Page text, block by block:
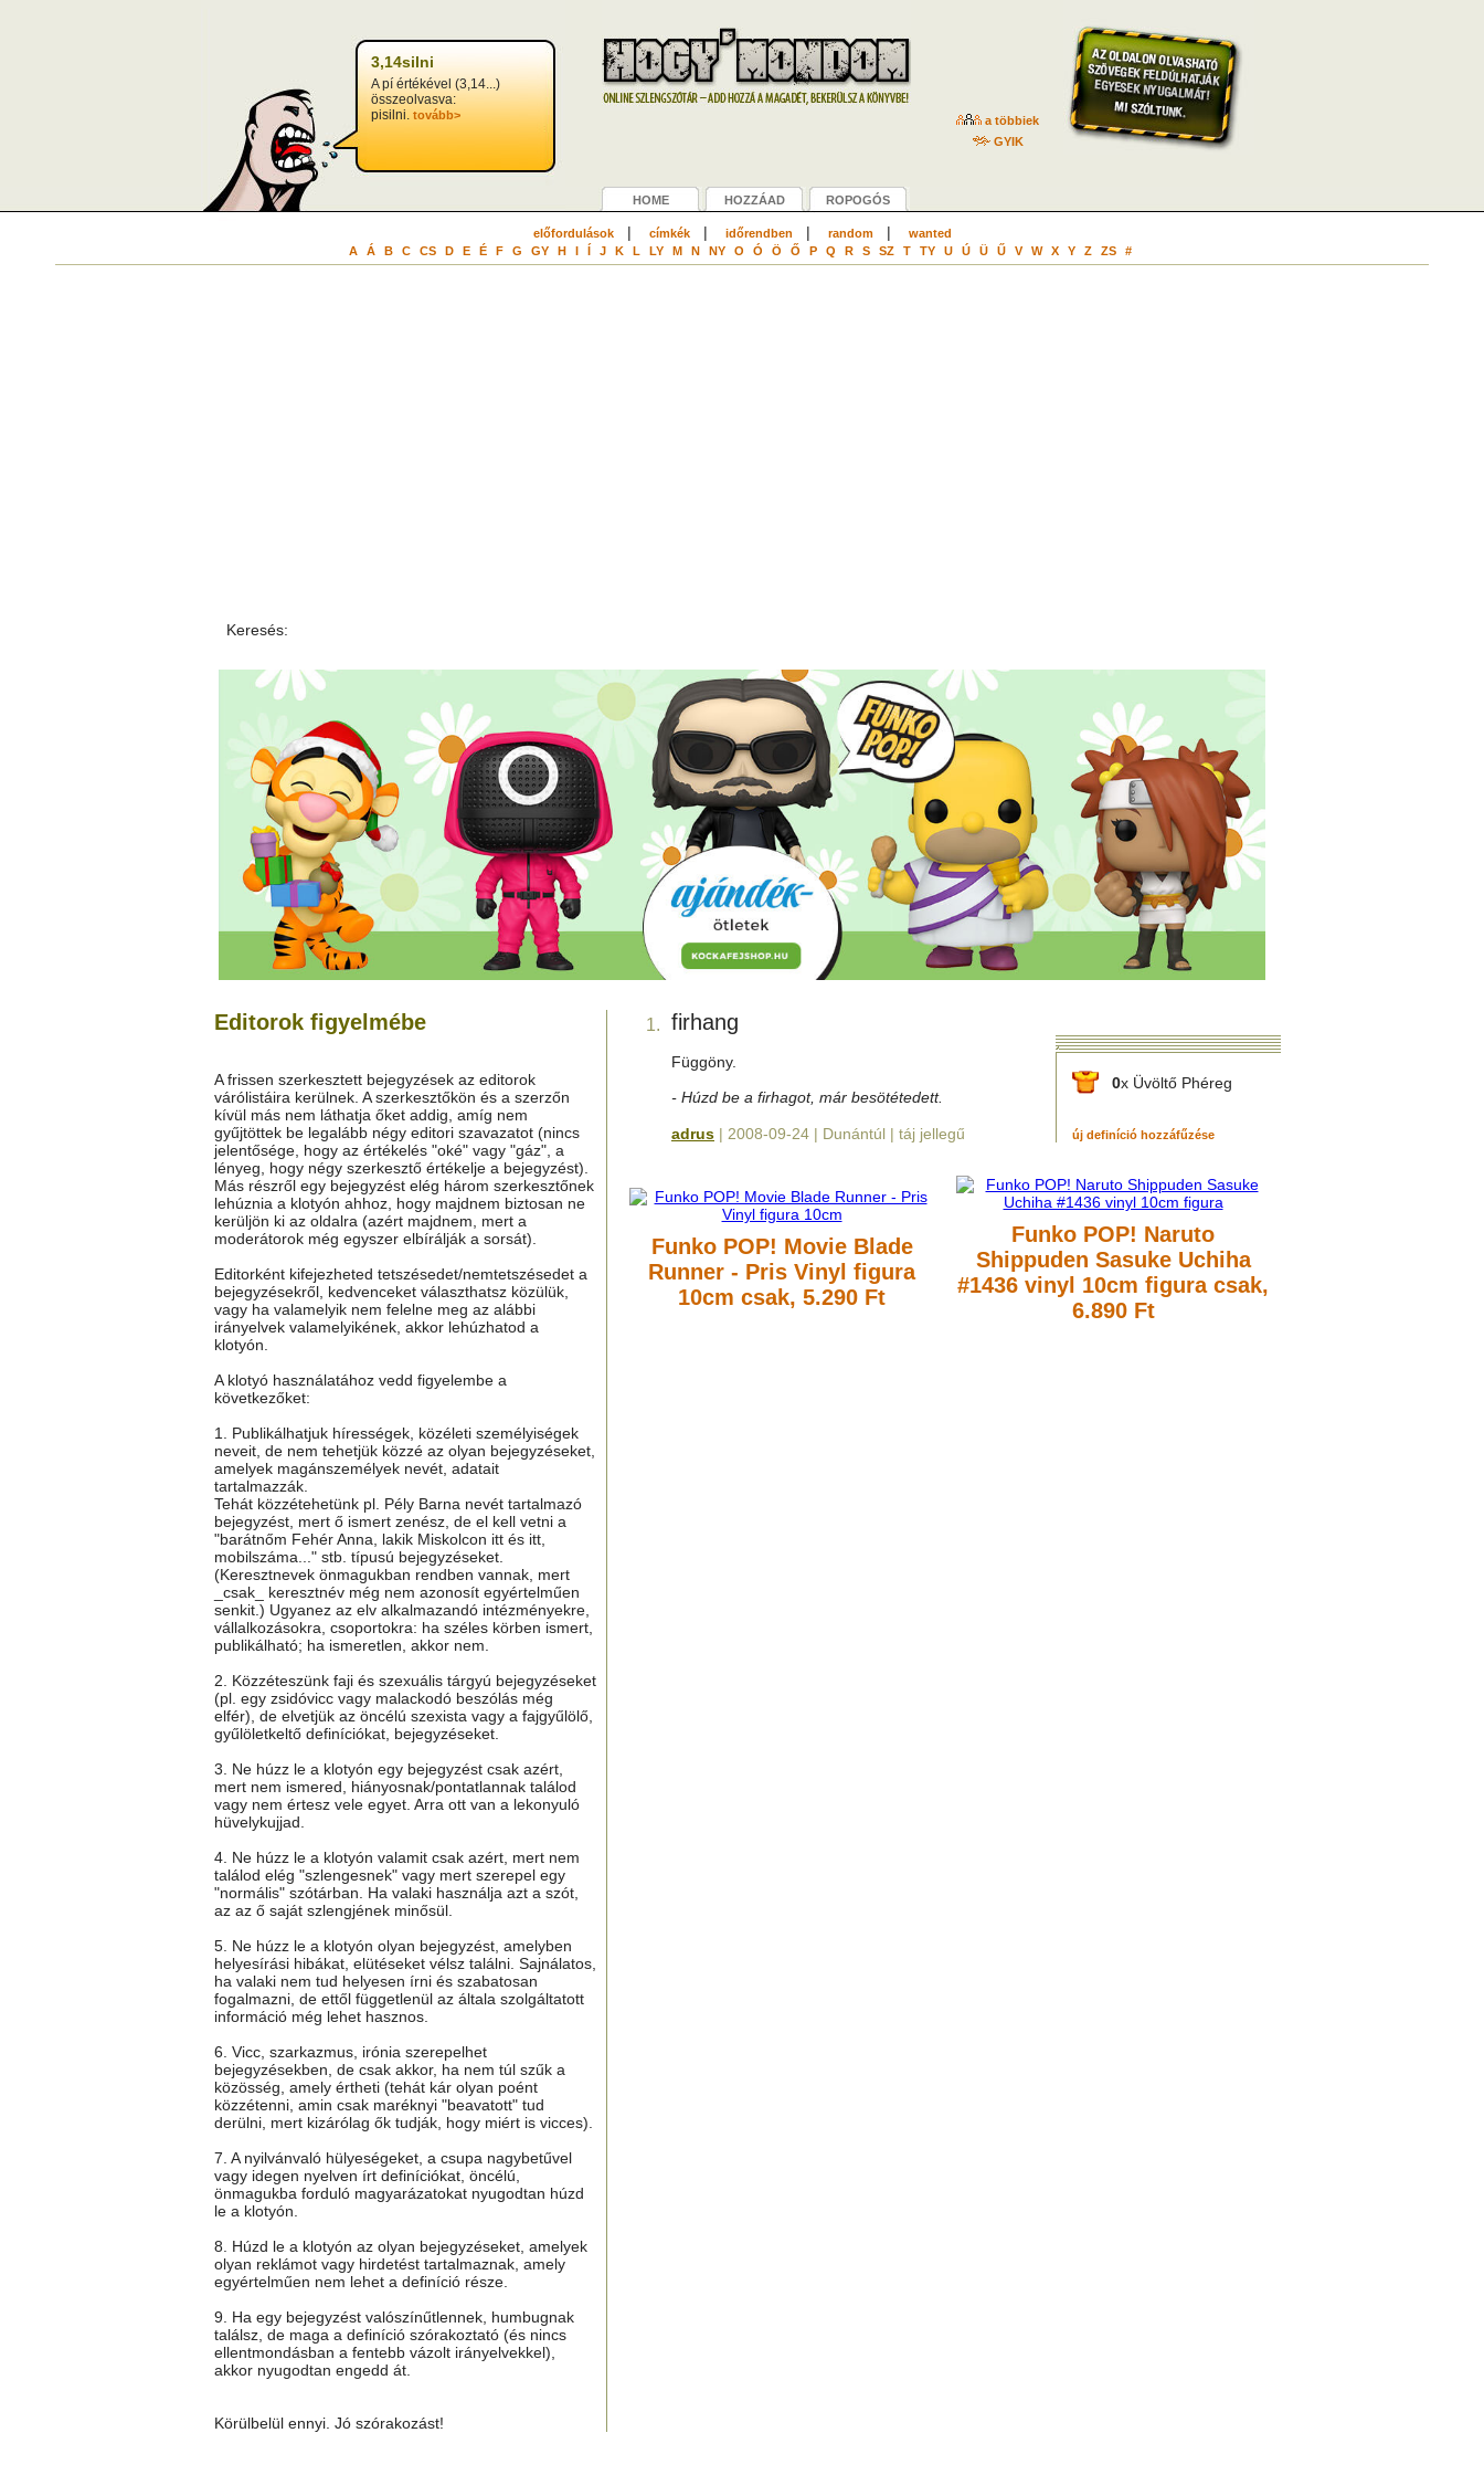
3,14silni
A pí értékével (3,14...)
összeolvasva:
pisilni. tovább>
a többiek
GYIK
HOME HOZZÁAD ROPOGÓS
előfordulások| címkék| időrendben | random|
wanted
A
Á B C CS D E É F G GY H I Í J K L LY M N NY O Ó Ö Ő P Q R S SZ T TY U Ú Ü Ű V W X Y Z ZS #
Keresés:
Editorok figyelmébe
A frissen szerkesztett bejegyzések az editorok
várólistáira kerülnek. A szerkesztőkön és a szerzőn
kívül más nem láthatja őket addig, amíg nem
gyűjtöttek be legalább négy editori szavazatot (nincs
jelentősége, hogy az értékelés "oké" vagy "gáz", a
lényeg, hogy négy szerkesztő értékelje a bejegyzést).
Más részről egy bejegyzést elég három szerkesztőnek
lehúznia a klotyón ahhoz, hogy majdnem biztosan ne
kerüljön ki az oldalra (azért majdnem, mert a
moderátorok még egyszer elbírálják a sorsát).
Editorként kifejezheted tetszésedet/nemtetszésedet a
bejegyzésekről, kedvenceket választhatsz közülük,
vagy ha valamelyik nem felelne meg az alábbi
irányelvek valamelyikének, akkor lehúzhatod a
klotyón.
A klotyó használatához vedd figyelembe a
következőket:
1. Publikálhatjuk hírességek, közéleti személyiségek
neveit, de nem tehetjük közzé az olyan bejegyzéseket,
amelyek magánszemélyek nevét, adatait
tartalmazzák.
Tehát közzétehetünk pl. Pély Barna nevét tartalmazó
bejegyzést, mert ő ismert zenész, de el kell vetni a
"barátnőm Fehér Anna, lakik Miskolcon itt és itt,
mobilszáma..." stb. típusú bejegyzéseket.
(Keresztnevek önmagukban rendben vannak, mert
_csak_ keresztnév még nem azonosít egyértelműen
senkit.) Ugyanez az elv alkalmazandó intézményekre,
vállalkozásokra, csoportokra: ha széles körben ismert,
publikálható; ha ismeretlen, akkor nem.
2. Közzéteszünk faji és szexuális tárgyú bejegyzéseket
(pl. egy zsidóvicc vagy malackodó beszólás még
elfér), de elvetjük az öncélú szexista vagy a fajgyűlölő,
gyűlöletkeltő definíciókat, bejegyzéseket.
3. Ne húzz le a klotyón egy bejegyzést csak azért,
mert nem ismered, hiányosnak/pontatlannak találod
vagy nem értesz vele egyet. Arra ott van a lekonyuló
hüvelykujjad.
4. Ne húzz le a klotyón valamit csak azért, mert nem
találod elég "szlengesnek" vagy mert szerepel egy
"normális" szótárban. Ha valaki használja azt a szót,
az az ő saját szlengjének minősül.
5. Ne húzz le a klotyón olyan bejegyzést, amelyben
helyesírási hibákat, elütéseket vélsz találni. Sajnálatos,
ha valaki nem tud helyesen írni és szabatosan
fogalmazni, de ettől függetlenül az általa szolgáltatott
információ még lehet hasznos.
6. Vicc, szarkazmus, irónia szerepelhet
bejegyzésekben, de csak akkor, ha nem túl szűk a
közösség, amely értheti (tehát kár olyan poént
közzétenni, amin csak maréknyi "beavatott" tud
derülni, mert kizárólag ők tudják, hogy miért is vicces).
7. A nyilvánvaló hülyeségeket, a csupa nagybetűvel
vagy idegen nyelven írt definíciókat, öncélú,
önmagukba forduló magyarázatokat nyugodtan húzd
le a klotyón.
8. Húzd le a klotyón az olyan bejegyzéseket, amelyek
olyan reklámot vagy hirdetést tartalmaznak, amely
egyértelműen nem lehet a definíció része.
9. Ha egy bejegyzést valószínűtlennek, humbugnak
találsz, de maga a definíció szórakoztató (és nincs
ellentmondásban a fentebb vázolt irányelvekkel),
akkor nyugodtan engedd át.
Körülbelül ennyi. Jó szórakozást!
1. firhang
Függöny.
- Húzd be a firhagot, már besötétedett.
0x Üvöltő Phéreg
adrus | 2008-09-24 | Dunántúl | táj jellegű új definíció hozzáfűzése
Funko POP! Movie Blade
Runner - Pris Vinyl figura
10cm csak, 5.290 Ft
Funko POP! Naruto
Shippuden Sasuke Uchiha
#1436 vinyl 10cm figuracsak,
6.890 Ft